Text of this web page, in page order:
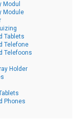
Modul
Module
Tablets
Telefone
Telefoons
Holder
Phones